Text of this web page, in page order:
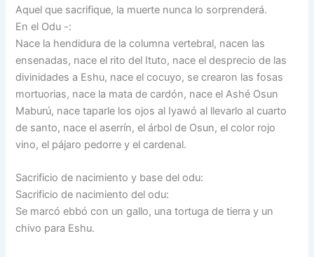
Aquel que sacrifique, la muerte nunca lo sorprenderá.
En el Odu -:
Nace la hendidura de la columna vertebral, nacen las
ensenadas, nace el rito del Ituto, nace el desprecio de las
divinidades a Eshu, nace el cocuyo, se crearon las fosas
mortuorias, nace la mata de cardón, nace el Ashé Osun
Maburú, nace taparle los ojos al Iyawó al llevarlo al cuarto
de santo, nace el aserrín, el árbol de Osun, el color rojo
vino, el pájaro pedorre y el cardenal.
Sacrificio de nacimiento y base del odu:
Sacrificio de nacimiento del odu:
Se marcó ebbó con un gallo, una tortuga de tierra y un
chivo para Eshu.